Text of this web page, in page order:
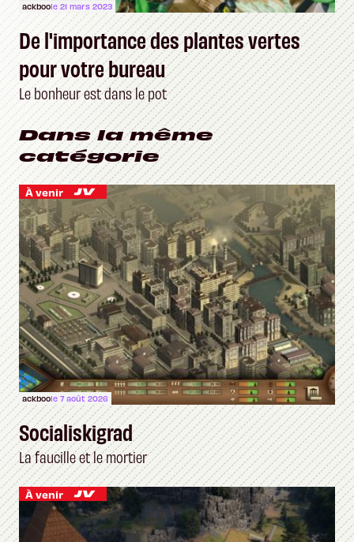
ackboole 21 mars 2023
De l'importance des plantes vertes
pour votre bureau
Le bonheur est dans le pot
Dans la même
catégorie
À venir
ackboole 7 août 2026
Socialiskigrad
La faucille et le mortier
À venir